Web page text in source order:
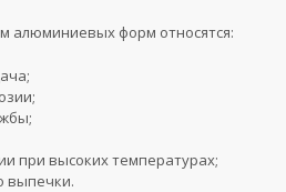
алюминиевых форм относятся:
при высоких температурах;
выпечки.